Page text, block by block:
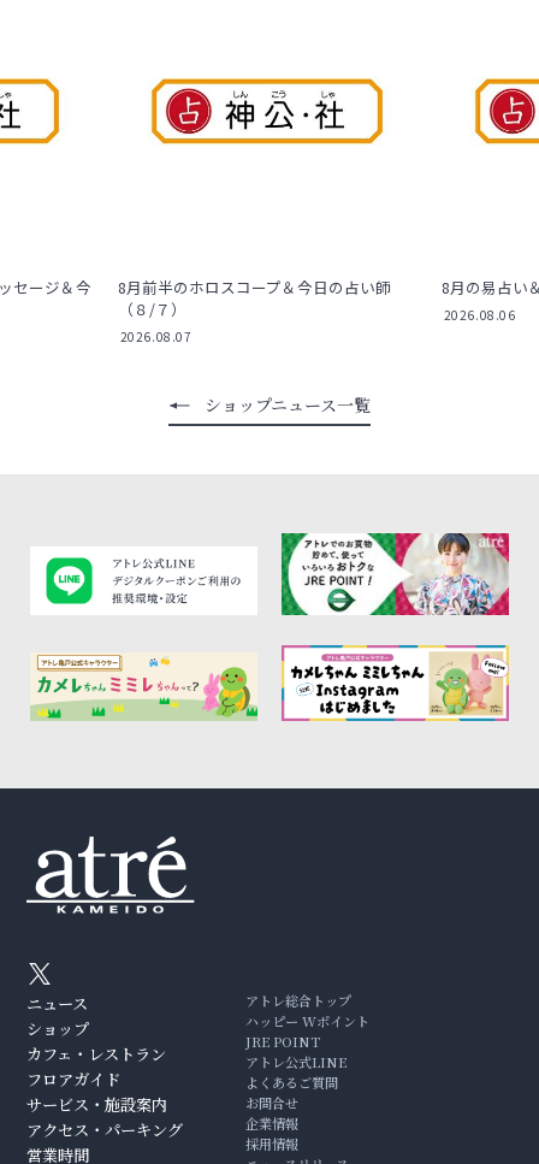
セージ＆今
8月前半のホロスコープ＆今日の占い師
（８/７）
2026.08.07
8月の易占い
2026.08.06
ショップニュース一覧
ニュース
ショップ
カフェ・レストラン
フロアガイド
サービス・施設案内
アクセス・パーキング
営業時間
アトレ総合トップ
ハッピー Wポイント
JRE POINT
アトレ公式LINE
よくあるご質問
お問合せ
企業情報
採用情報